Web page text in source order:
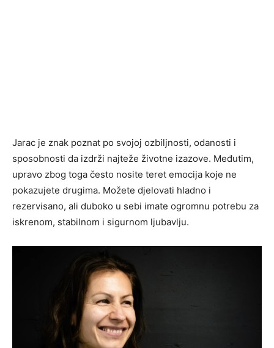
Jarac je znak poznat po svojoj ozbiljnosti, odanosti i
sposobnosti da izdrži najteže životne izazove. Međutim,
upravo zbog toga često nosite teret emocija koje ne
pokazujete drugima. Možete djelovati hladno i
rezervisano, ali duboko u sebi imate ogromnu potrebu za
iskrenom, stabilnom i sigurnom ljubavlju.